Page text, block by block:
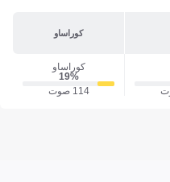
كوراساو
كوراساو
19‎%‎
114 صوت